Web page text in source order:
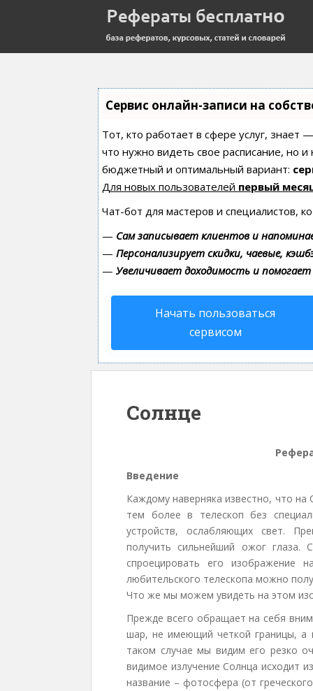
Сервис онлайн-записи на
Тот, кто работает в сфере услуг, знает
что нужно видеть свое расписание, но
бюджетный и оптимальный вариант:
Для новых пользователей первый
Чат-бот для мастеров и специалистов,
— Сам записывает клиентов и
— Персонализирует скидки, чаевые,
— Увеличивает доходимость и
Начать пользоваться
сервисом
Солнце
Введение
Каждому наверняка известно, что
тем более в телескоп без
устройств, ослабляющих свет.
получить сильнейший ожог глаза.
спроецировать его
любительского телескопа можно
Что же мы можем увидеть на этом
Прежде всего обращает на себя
шар, не имеющий четкой границы, а
таком случае мы видим его резко
видимое излучение Солнца исходит
название – фотосфера (от